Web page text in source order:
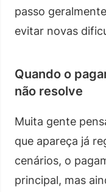
passo
evitar novas
Quando o
não resolve
Muita gente
que apareça já
cenários, o
principal, mas